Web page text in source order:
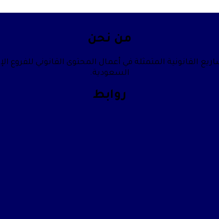
من نحن
القانونية المتمثلة في أعمال المحتوى القانوني للفروع
السعودية.
روابط